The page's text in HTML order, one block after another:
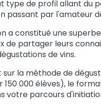
type de profil allant du
passant par l'amateur
a constitué une
de partager leurs
de vins.
sur la méthode de
000 élèves), le
votre parcours